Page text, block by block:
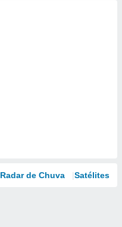
Radar de Chuva Satélites